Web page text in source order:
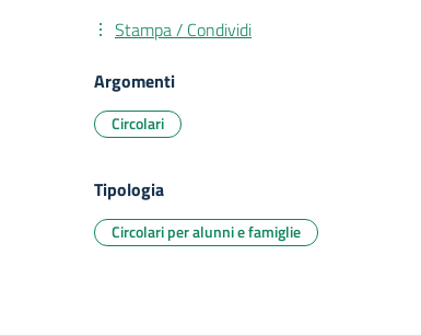
Stampa / Condividi
Argomenti
Circolari
Tipologia
Circolari per alunni e famiglie